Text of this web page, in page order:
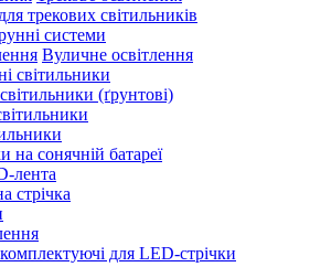
трекових світильників
системи
Вуличне освітлення
світильники
(ґрунтові)
на сонячній батареї
лента
стрічка
для LED-стрічки